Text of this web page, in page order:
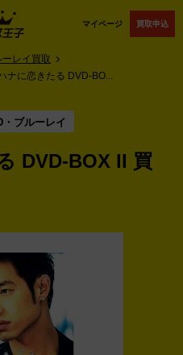
マイページ 買取申込
レイ買取
ナに恋きたる DVD-BO...
・ブルーレイ
DVD-BOX II 買